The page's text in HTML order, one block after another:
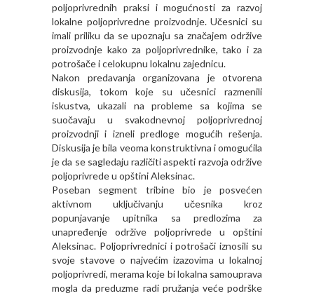
poljoprivrednih praksi i mogućnosti za razvoj
lokalne poljoprivredne proizvodnje. Učesnici su
imali priliku da se upoznaju sa značajem održive
proizvodnje kako za poljoprivrednike, tako i za
potrošače i celokupnu lokalnu zajednicu.
Nakon predavanja organizovana je otvorena
diskusija, tokom koje su učesnici razmenili
iskustva, ukazali na probleme sa kojima se
suočavaju u svakodnevnoj poljoprivrednoj
proizvodnji i izneli predloge mogućih rešenja.
Diskusija je bila veoma konstruktivna i omogućila
je da se sagledaju različiti aspekti razvoja održive
poljoprivrede u opštini Aleksinac.
Poseban segment tribine bio je posvećen
aktivnom uključivanju učesnika kroz
popunjavanje upitnika sa predlozima za
unapređenje održive poljoprivrede u opštini
Aleksinac. Poljoprivrednici i potrošači iznosili su
svoje stavove o najvećim izazovima u lokalnoj
poljoprivredi, merama koje bi lokalna samouprava
mogla da preduzme radi pružanja veće podrške